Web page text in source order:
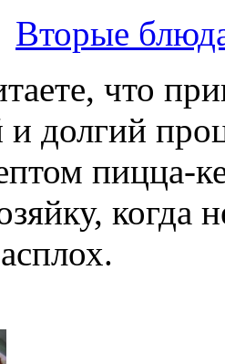
Вторые
что
долгий
пицца-
когда